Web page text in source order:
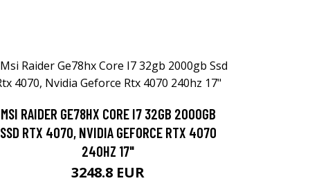
MSI RAIDER GE78HX CORE I7 32GB 2000GB
SSD RTX 4070, NVIDIA GEFORCE RTX 4070
240HZ 17"
3248.8 EUR